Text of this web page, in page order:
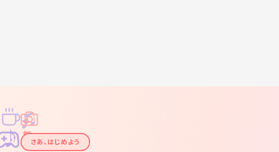
✦
✦
✧
✧
♪
♫
さあ、はじめよう